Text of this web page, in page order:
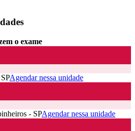
o exame
Agendar nessa unidade
- SPAgendar nessa unidade